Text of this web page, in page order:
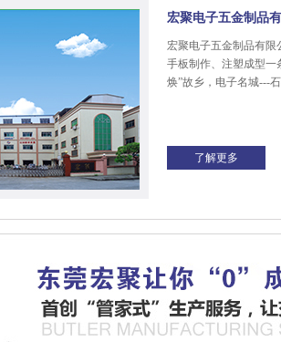
宏聚电子五金制品
宏聚电子五金制品有限
手板制作、注塑成型一
焕”故乡，电子名城---
了解更多